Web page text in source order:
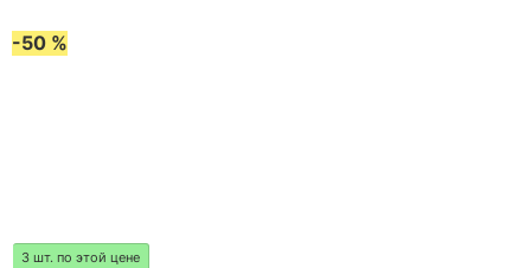
-50 %
3 шт. по этой цене